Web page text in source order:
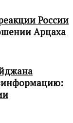
России
Арцаха